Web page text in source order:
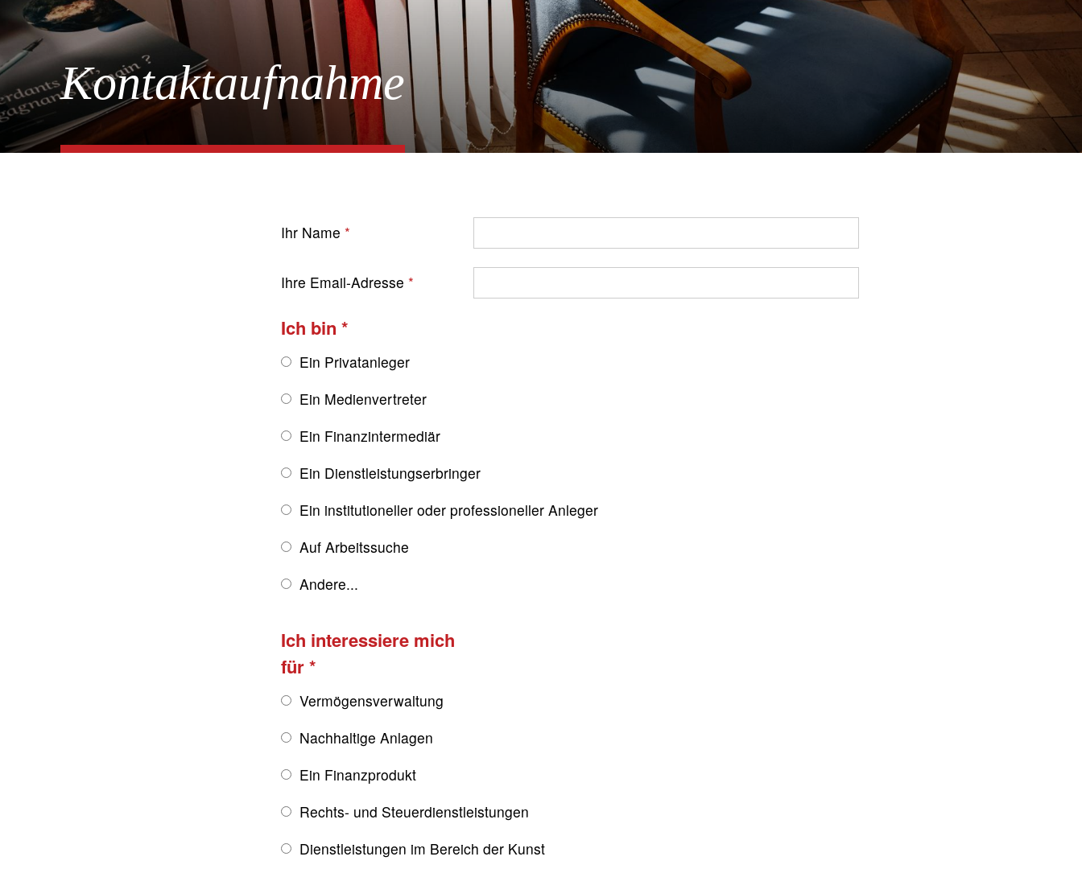
Kontaktaufnahme
Ihr Name
Ihre Email-Adresse
Ich bin
Ein Privatanleger
Ein Medienvertreter
Ein Finanzintermediär
Ein Dienstleistungserbringer
Ein institutioneller oder professioneller Anleger
Auf Arbeitssuche
Andere...
Ich interessiere mich
für
Vermögensverwaltung
Nachhaltige Anlagen
Ein Finanzprodukt
Rechts- und Steuerdienstleistungen
Dienstleistungen im Bereich der Kunst